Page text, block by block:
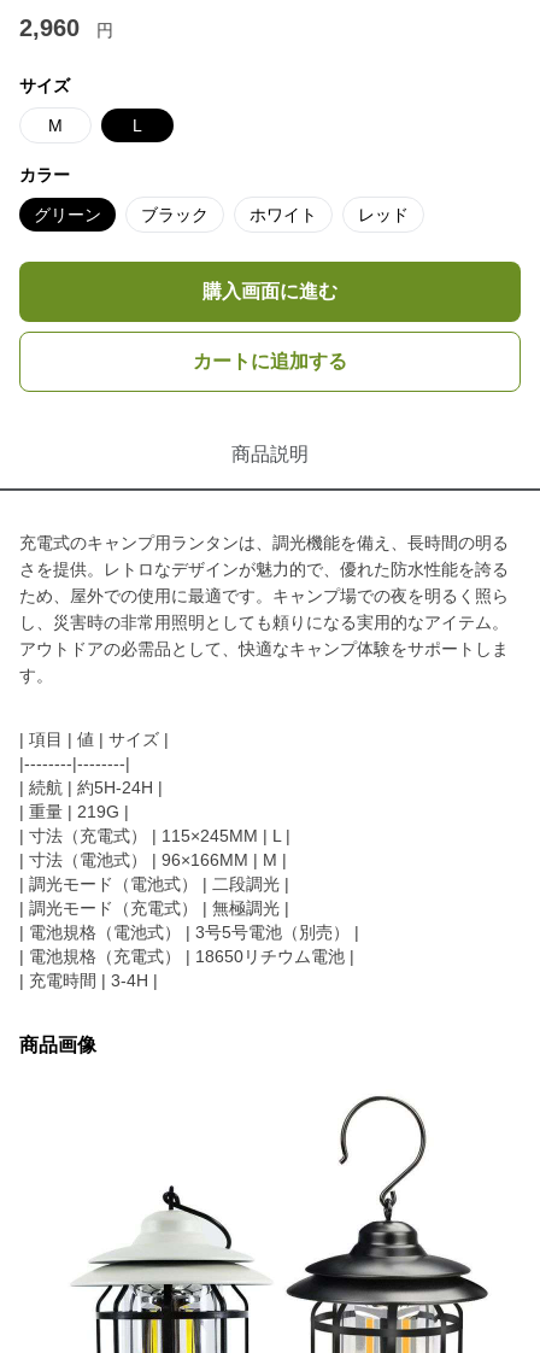
2,960 円
サイズ
M L
カラー
グリーン ブラック ホワイト レッド
購入画面に進む
カートに追加する
商品説明
充電式のキャンプ用ランタンは、調光機能を備え、長時間の明る
さを提供。レトロなデザインが魅力的で、優れた防水性能を誇る
ため、屋外での使用に最適です。キャンプ場での夜を明るく照ら
し、災害時の非常用照明としても頼りになる実用的なアイテム。
アウトドアの必需品として、快適なキャンプ体験をサポートしま
す。
| 項目 | 値 | サイズ |
|--------|--------|
| 続航 | 約5H-24H |
| 重量 | 219G |
| 寸法（充電式） | 115×245MM | L |
| 寸法（電池式） | 96×166MM | M |
| 調光モード（電池式） | 二段調光 |
| 調光モード（充電式） | 無極調光 |
| 電池規格（電池式） | 3号5号電池（別売） |
| 電池規格（充電式） | 18650リチウム電池 |
| 充電時間 | 3-4H |
商品画像